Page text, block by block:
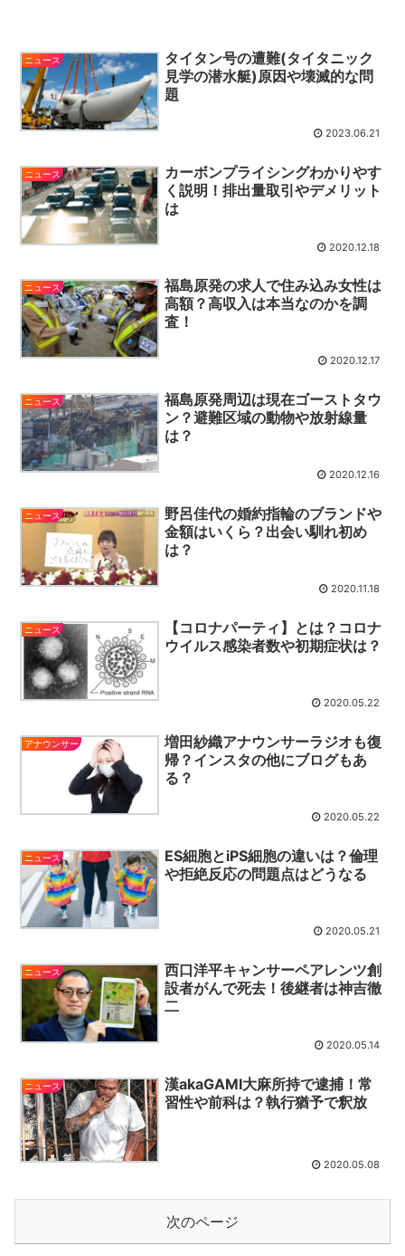
ニュース
タイタン号の遭難(タイタニック
見学の潜水艇)原因や壊滅的な問
題
2023.06.21
ニュース
カーボンプライシングわかりやす
く説明！排出量取引やデメリット
は
2020.12.18
ニュース
福島原発の求人で住み込み女性は
高額？高収入は本当なのかを調
査！
2020.12.17
ニュース
福島原発周辺は現在ゴーストタウ
ン？避難区域の動物や放射線量
は？
2020.12.16
ニュース
野呂佳代の婚約指輪のブランドや
金額はいくら？出会い馴れ初め
は？
2020.11.18
ニュース
【コロナパーティ】とは？コロナ
ウイルス感染者数や初期症状は？
2020.05.22
アナウンサー
増田紗織アナウンサーラジオも復
帰？インスタの他にブログもあ
る？
2020.05.22
ニュース
ES細胞とiPS細胞の違いは？倫理
や拒絶反応の問題点はどうなる
2020.05.21
ニュース
西口洋平キャンサーペアレンツ創
設者がんで死去！後継者は神吉徹
二
2020.05.14
ニュース
漢akaGAMI大麻所持で逮捕！常
習性や前科は？執行猶予で釈放
2020.05.08
次のページ